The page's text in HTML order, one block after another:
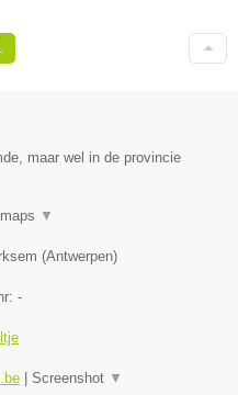
maar wel in de provincie
▼
(Antwerpen)
-
Screenshot ▼